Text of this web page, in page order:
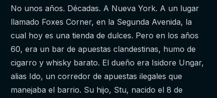
No unos años. Décadas. A Nueva York. A un lugar
llamado Foxes Corner, en la Segunda Avenida, la
cual hoy es una tienda de dulces. Pero en los años
60, era un bar de apuestas clandestinas, humo de
cigarro y whisky barato. El dueño era Isidore Ungar,
alias Ido, un corredor de apuestas ilegales que
manejaba el barrio. Su hijo, Stu, nacido el 8 de